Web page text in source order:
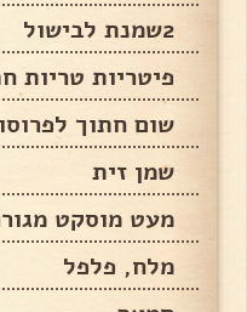
2שמנת לבישול
פיטריות טריות
שום חתוך
שמן זית
מעט מוסקט
מלח, פלפל